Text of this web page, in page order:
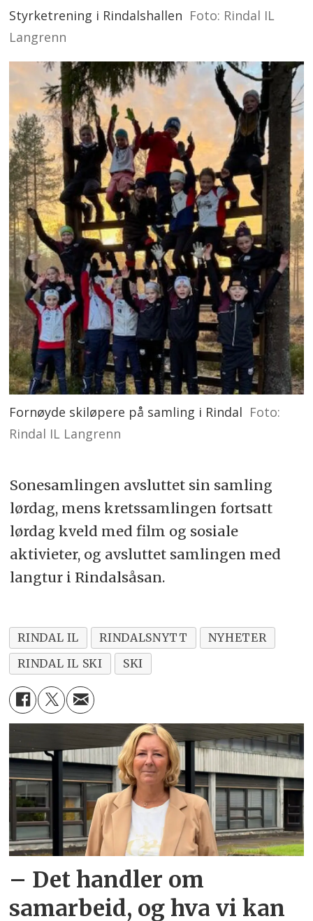
Styrketrening i Rindalshallen Foto: Rindal IL
Langrenn
Fornøyde skiløpere på samling i Rindal Foto:
Rindal IL Langrenn
Sonesamlingen avsluttet sin samling
lørdag, mens kretssamlingen fortsatt
lørdag kveld med film og sosiale
aktivieter, og avsluttet samlingen med
langtur i Rindalsåsan.
RINDAL IL RINDALSNYTT
NYHETER
RINDAL IL SKI
SKI
– Det handler om
samarbeid, og hva vi kan